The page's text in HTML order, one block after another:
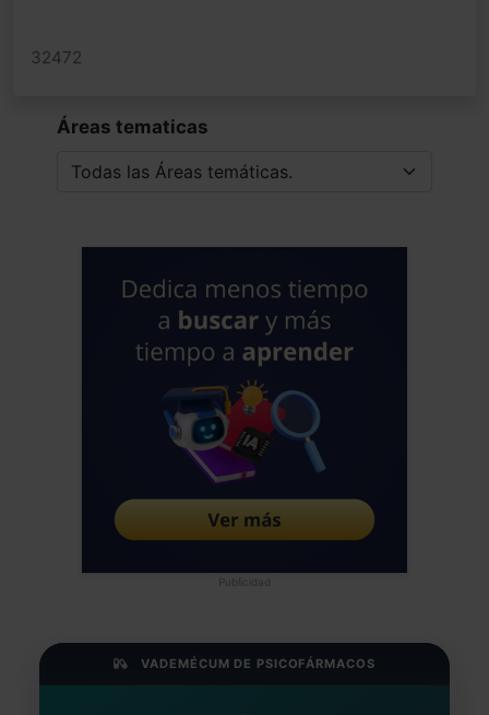
32472
Áreas tematicas
Publicidad
VADEMÉCUM DE PSICOFÁRMACOS